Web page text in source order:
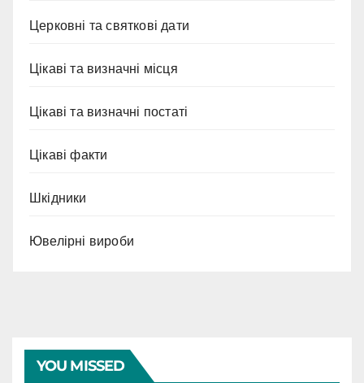
Церковні та святкові дати
Цікаві та визначні місця
Цікаві та визначні постаті
Цікаві факти
Шкідники
Ювелірні вироби
YOU MISSED